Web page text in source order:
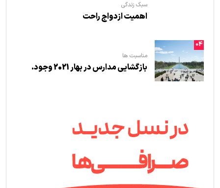
سبک زندگی
اهمیت ازدواج راحت
04
مناسبت ها
بازگشایی مدارس در بهار 2021 وجود.